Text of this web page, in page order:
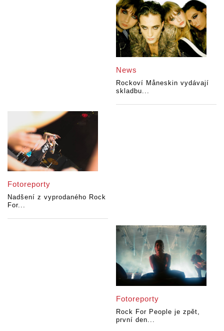
News
Rockoví Måneskin vydávají
skladbu...
Fotoreporty
Nadšení z vyprodaného Rock
For...
Fotoreporty
Rock For People je zpět,
první den...